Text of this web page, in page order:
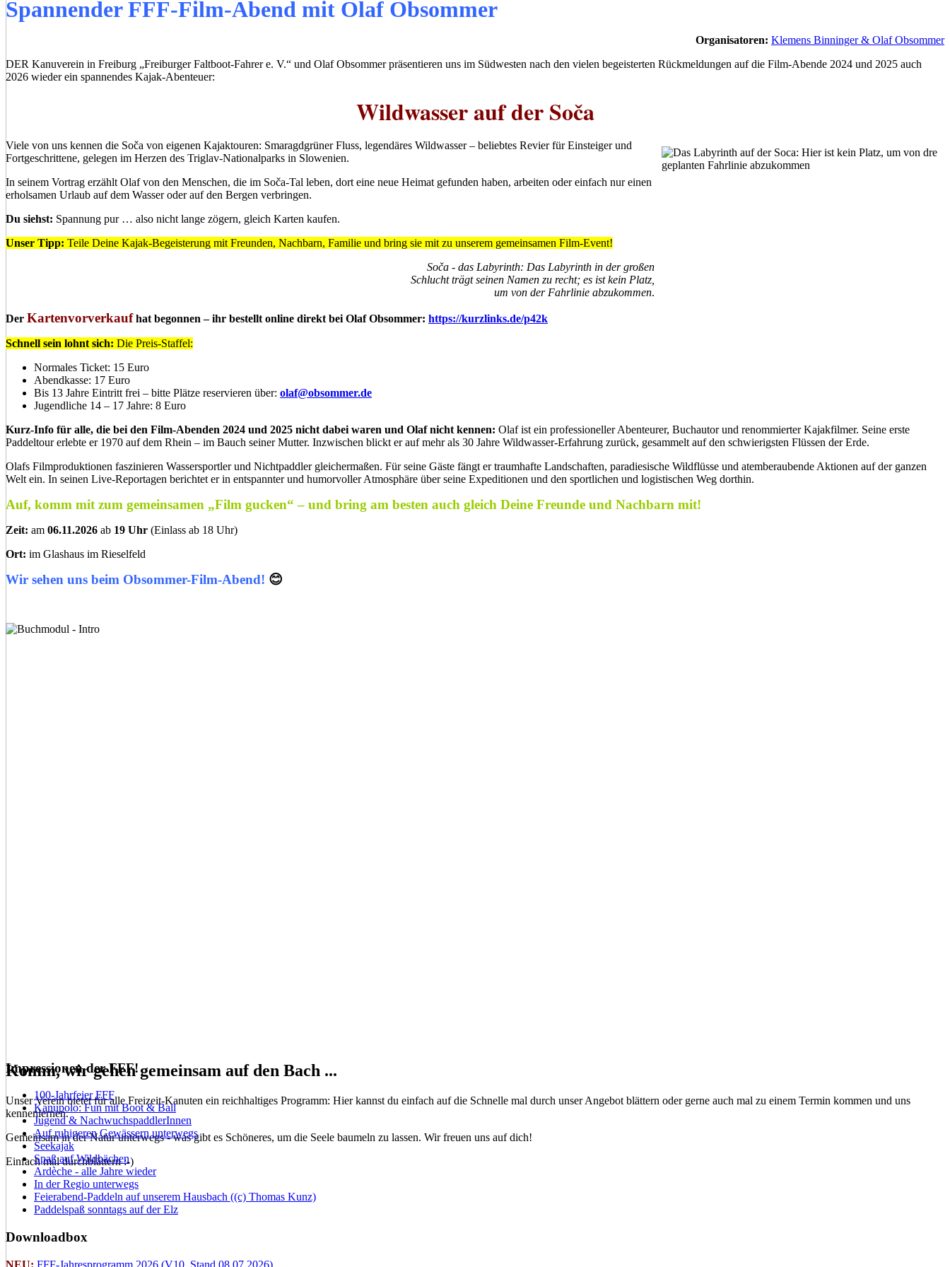
Spannender FFF-Film-Abend mit Olaf Obsommer
Organisatoren: Klemens Binninger & Olaf Obsommer
DER Kanuverein in Freiburg „Freiburger Faltboot-Fahrer e. V.“ und Olaf Obsommer präsentieren uns im Südwesten nach den vielen begeisterten Rückmeldungen auf die Film-Abende 2024 und 2025 auch
2026 wieder ein spannendes Kajak-Abenteuer:
Wildwasser auf der Soča
Viele von uns kennen die Soča von eigenen Kajak­touren: Smaragdgrüner Fluss, legendäres Wildwasser – beliebtes Revier für Einsteiger und
Fortgeschrittene, gelegen im Herzen des Triglav-Nationalparks in Slo­wenien.
In seinem Vortrag erzählt Olaf von den Menschen, die im Soča-Tal leben, dort eine neue Heimat gefunden haben, arbeiten oder einfach nur einen
erholsamen Ur­laub auf dem Wasser oder auf den Bergen verbringen.
Du siehst: Spannung pur … also nicht lange zögern, gleich Karten kaufen.
Unser Tipp: Teile Deine Kajak-Begeisterung mit Freunden, Nachbarn, Familie und bring sie mit zu unserem gemeinsamen Film-Event!
Soča - das Labyrinth: Das Labyrinth in der großen
Schlucht trägt seinen Namen zu recht; es ist kein Platz,
um von der Fahrlinie abzukommen.
Der Kartenvorverkaufhat begonnen – ihr bestellt online direkt bei Olaf Obsommer: https://kurzlinks.de/p42k
Schnell sein lohnt sich: Die Preis-Staffel:
Normales Ticket: 15 Euro
Abendkasse: 17 Euro
Bis 13 Jahre Eintritt frei – bitte Plätze reservieren über: olaf@obsommer.de
Jugendliche 14 – 17 Jahre: 8 Euro
Kurz-Info für alle, die bei den Film-Abenden 2024 und 2025 nicht dabei waren und Olaf nicht kennen: Olaf ist ein profes­sioneller Aben­teurer, Buchautor und renommierter Kajakfilmer. Seine erste
Paddeltour erlebte er 1970 auf dem Rhein – im Bauch seiner Mutter. Inzwischen blickt er auf mehr als 30 Jahre Wildwasser-Erfahrung zurück, gesammelt auf den schwierigsten Flüssen der Erde.
Olafs Filmproduktionen faszinieren Wassersportler und Nichtpaddler gleichermaßen. Für seine Gäste fängt er traumhafte Landschaften, paradiesische Wild­flüsse und atemberaubende Aktionen auf der ganzen
Welt ein. In seinen Live-Reportagen berichtet er in entspannter und humorvoller Atmosphäre über seine Expeditionen und den sportlichen und logistischen Weg dorthin.
Auf, komm mit zum gemeinsamen „Film gucken“ – und bring am besten auch gleich Deine Freunde und Nachbarn mit!
Zeit: am 06.11.2026 ab 19 Uhr (Einlass ab 18 Uhr)
Ort: im Glashaus im Rieselfeld
Wir sehen uns beim Obsommer-Film-Abend! 😊
Komm, wir gehen gemeinsam auf den Bach ...
Unser Verein bietet für alle Freizeit-Kanuten ein reichhaltiges Programm: Hier kannst du einfach auf die Schnelle mal durch unser Angebot blättern oder gerne auch mal zu einem Termin kommen und uns
kennenlernen.
Gemeinsam in der Natur unterwegs - was gibt es Schöneres, um die Seele baumeln zu lassen. Wir freuen uns auf dich!
Einfach mal durchblättern :-)
Impressionen der FFF!
100-Jahrfeier FFF
Kanupolo: Fun mit Boot & Ball
Jugend & NachwuchspaddlerInnen
Auf ruhigeren Gewässern unterwegs
Seekajak
Spaß auf Wildbächen
Ardèche - alle Jahre wieder
In der Regio unterwegs
Feierabend-Paddeln auf unserem Hausbach ((c) Thomas Kunz)
Paddelspaß sonntags auf der Elz
Downloadbox
NEU: FFF-Jahresprogramm 2026 (V10, Stand 08.07.2026)